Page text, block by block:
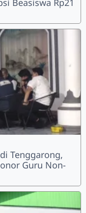
Beasiswa Rp21
Tenggarong,
Guru Non-